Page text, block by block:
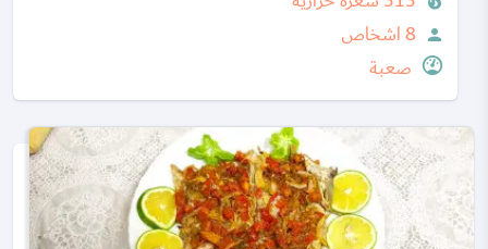
person
8 اشخاص
صعبة